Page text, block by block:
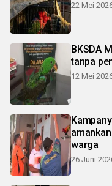
22 Mei
BKSDA
tanpa
12 Mei
warga
26 Juni